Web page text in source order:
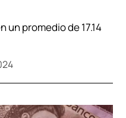
un promedio de 17.14